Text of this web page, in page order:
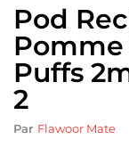
Pod
Puffs
2
Par Flawoor Mate